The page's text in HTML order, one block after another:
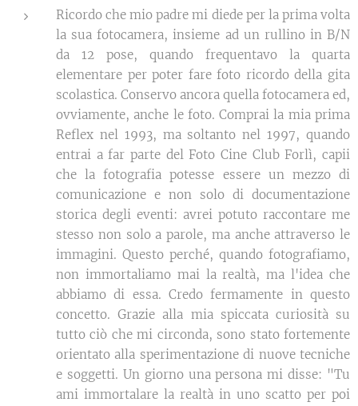
Ricordo che mio padre mi diede per la prima volta
la sua fotocamera, insieme ad un rullino in B/N
da 12 pose, quando frequentavo la quarta
elementare per poter fare foto ricordo della gita
scolastica. Conservo ancora quella fotocamera ed,
ovviamente, anche le foto. Comprai la mia prima
Reflex nel 1993, ma soltanto nel 1997, quando
entrai a far parte del Foto Cine Club Forlì, capii
che la fotografia potesse essere un mezzo di
comunicazione e non solo di documentazione
storica degli eventi: avrei potuto raccontare me
stesso non solo a parole, ma anche attraverso le
immagini. Questo perché, quando fotografiamo,
non immortaliamo mai la realtà, ma l'idea che
abbiamo di essa. Credo fermamente in questo
concetto. Grazie alla mia spiccata curiosità su
tutto ciò che mi circonda, sono stato fortemente
orientato alla sperimentazione di nuove tecniche
e soggetti. Un giorno una persona mi disse: "Tu
ami immortalare la realtà in uno scatto per poi